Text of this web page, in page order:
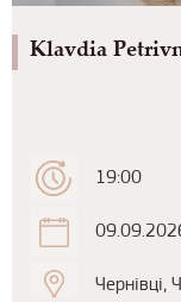
Klavdia
19:00
Чернівці,